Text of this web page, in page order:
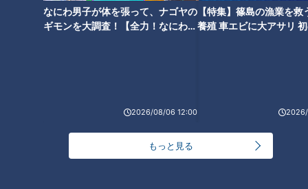
なにわ男子が体を張って、ナゴヤの
ギモンを大調査！【全力！なにわ実
2026/08/06 12:00
【特集】篠島の漁業を救
養殖 車エビに大アサリ
もっと見る
スリッパは、第二次大戦後にますます暮らしの中で活躍の場を
脱いで足を休めるために使われた。冷え性対策として、足を温
めるスリッパも生まれた。また「防災グッズ」としての評価も
ある。震災などで割れたガラスが散乱するなどした場合、足を